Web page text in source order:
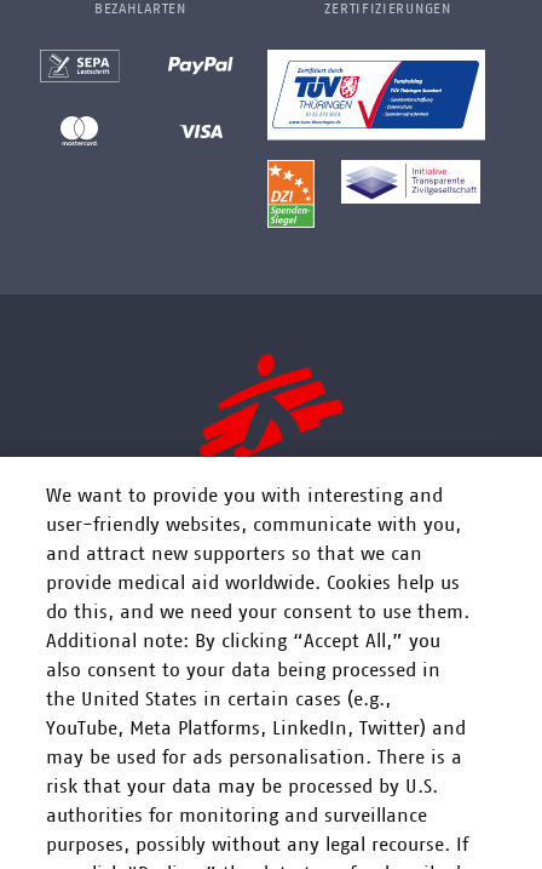
BEZAHLARTEN ZERTIFIZIERUNGEN
FOLGEN SIE UNS
Mitarbeiten
Spenden
We want to provide you with interesting and
user-friendly websites, communicate with you,
and attract new supporters so that we can
provide medical aid worldwide. Cookies help us
do this, and we need your consent to use them.
Additional note: By clicking “Accept All,” you
also consent to your data being processed in
the United States in certain cases (e.g.,
YouTube, Meta Platforms, LinkedIn, Twitter) and
may be used for ads personalisation. There is a
risk that your data may be processed by U.S.
authorities for monitoring and surveillance
purposes, possibly without any legal recourse. If